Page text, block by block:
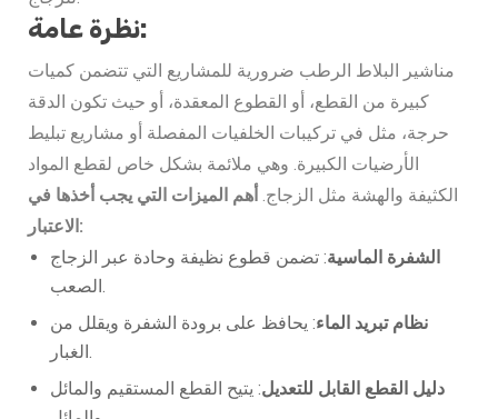
نظرة عامة:
مناشير البلاط الرطب ضرورية للمشاريع التي تتضمن كميات
كبيرة من القطع، أو القطوع المعقدة، أو حيث تكون الدقة
حرجة، مثل في تركيبات الخلفيات المفصلة أو مشاريع تبليط
الأرضيات الكبيرة. وهي ملائمة بشكل خاص لقطع المواد
الكثيفة والهشة مثل الزجاج. أهم الميزات التي يجب أخذها في
الاعتبار:
الشفرة الماسية: تضمن قطوع نظيفة وحادة عبر الزجاج
نظام تبريد الماء: يحافظ على برودة الشفرة ويقلل من
دليل القطع القابل للتعديل: يتيح القطع المستقيم والمائل